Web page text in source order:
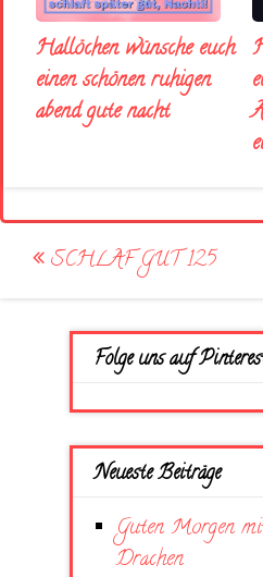
Hallöchen wünsche euch
einen schönen ruhigen
abend gute nacht
Post
navigation
SCHLAF GUT 125
Folge uns auf
Neueste Beiträge
Guten Morgen
Drachen